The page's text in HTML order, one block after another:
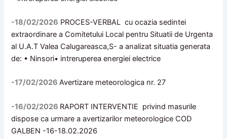
-18/02/2026 PROCES-VERBAL cu ocazia sedintei
extraordinare a Comitetului Local pentru Situatii de Urgenta
al U.A.T Valea Calugareasca,S- a analizat situatia generata
de: • Ninsori• intreruperea energiei electrice
-17/02/2026Avertizare meteorologica nr. 27
-16/02/2026 RAPORT INTERVENTIE privind masurile
dispose ca urmare a avertizarilor meteorologice COD
GALBEN -16-18.02.2026